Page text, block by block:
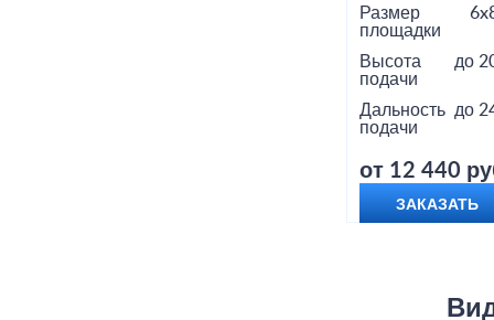
Размер
площадки
Высота
подачи
до
Дальность
подачи
до
от 12 440
ЗАКАЗАТЬ